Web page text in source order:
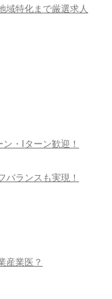
域特化まで厳選求人
・Iターン歓迎！
バランスも実現！
産業医？